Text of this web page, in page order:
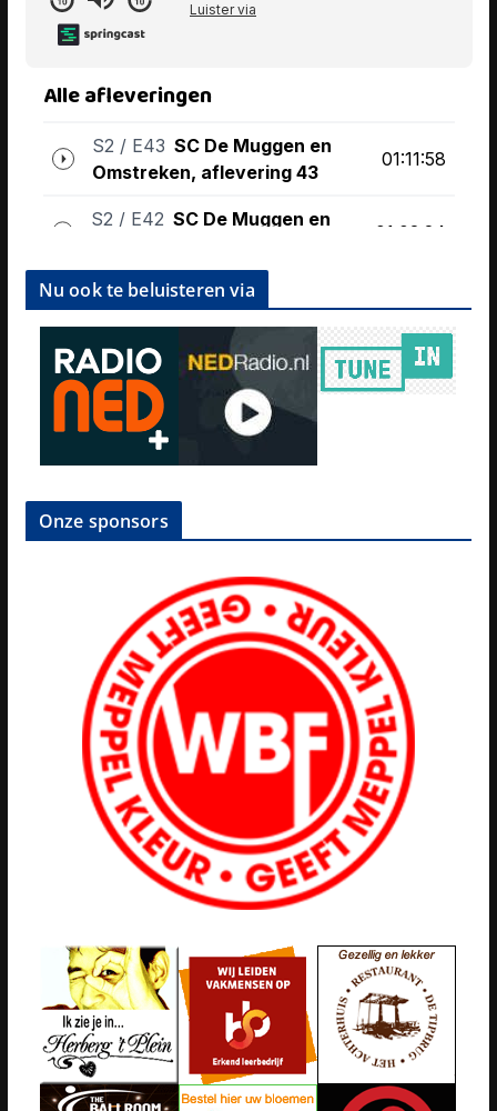
Nu ook te beluisteren via
Onze sponsors